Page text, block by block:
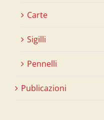
Carte
Sigilli
Pennelli
Publicazioni